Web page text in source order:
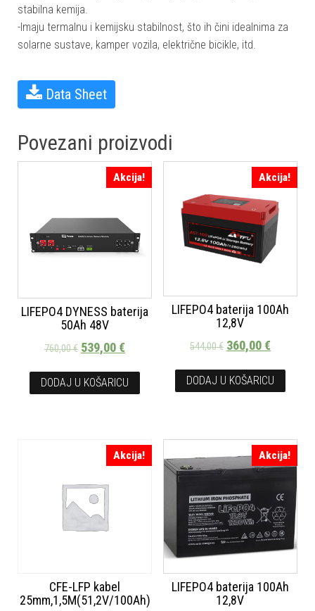
stabilna kemija.
-Imaju termalnu i kemijsku stabilnost, što ih čini idealnima za
solarne sustave, kamper vozila, električne bicikle, itd.
Data Sheetㅤ
Povezani proizvodi
Akcija!
LIFEPO4 DYNESS baterija
50Ah 48V
760,00€ 539,00€
DODAJ U KOŠARICU
Akcija!
LIFEPO4 baterija 100Ah
12,8V
544,00€ 360,00€
DODAJ U KOŠARICU
Akcija!
CFE-LFP kabel
25mm,1,5M(51,2V/100Ah)
Akcija!
LIFEPO4 baterija 100Ah
12,8V